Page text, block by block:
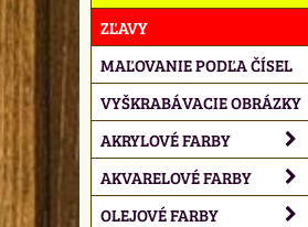
ZĽAVY
MAĽOVANIE PODĽA ČÍSEL
VYŠKRABÁVACIE OBRÁZKY
AKRYLOVÉ FARBY
AKVARELOVÉ FARBY
OLEJOVÉ FARBY